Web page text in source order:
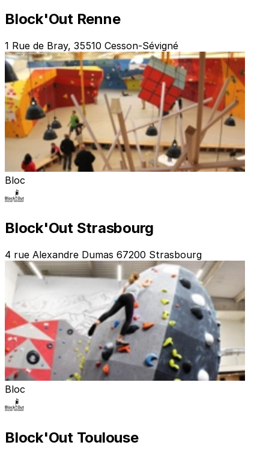
Block'Out Renne
1 Rue de Bray, 35510 Cesson-Sévigné
Bloc
Block'Out Strasbourg
4 rue Alexandre Dumas 67200 Strasbourg
Bloc
Block'Out Toulouse